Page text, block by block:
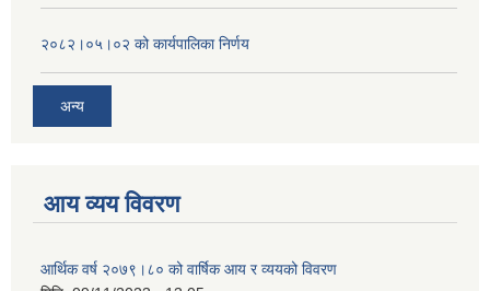
२०८२।०५।०२ को कार्यपालिका निर्णय
अन्य
आय व्यय विवरण
आर्थिक वर्ष २०७९।८० को वार्षिक आय र व्ययको विवरण